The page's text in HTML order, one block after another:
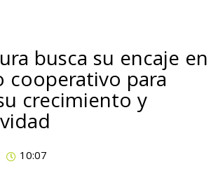
busca su encaje en
cooperativo para
crecimiento y
10:07